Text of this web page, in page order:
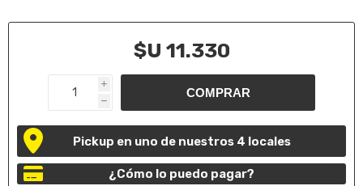
$U 11.330
i
h
Pickup en uno de nuestros 4 locales
¿Cómo lo puedo pagar?